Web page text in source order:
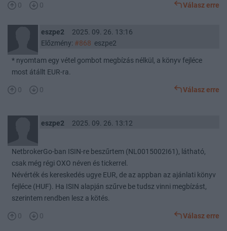
0 0 Válasz erre
eszpe2
2025. 09. 26. 13:16
Előzmény: #868 eszpe2
* nyomtam egy vétel gombot megbízás nélkül, a könyv fejléce
most átállt EUR-ra.
0 0 Válasz erre
eszpe2 2025. 09. 26. 13:12
NetbrokerGo-ban ISIN-re beszűrtem (NL0015002I61), látható,
csak még régi OXO néven és tickerrel.
Névérték és kereskedés ugye EUR, de az appban az ajánlati könyv
fejléce (HUF). Ha ISIN alapján szűrve be tudsz vinni megbízást,
szerintem rendben lesz a kötés.
0 0 Válasz erre